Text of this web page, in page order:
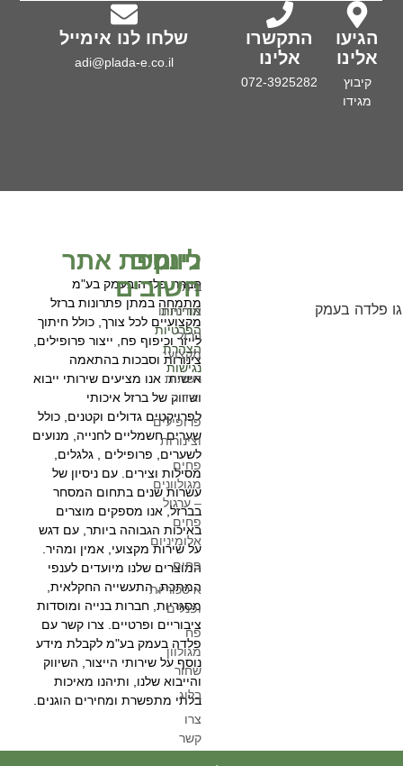
שלחו לנו אימייל
adi@plada-e.co.il
התקשרו
אלינו
072-3925282
הגיעו
אלינו
קיבוץ
מגידו
מפת אתר
חברת פלדה בעמק בע"מ
מתמחה במתן פתרונות ברזל
מקצועיים לכל צורך, כולל חיתוך
לייזר וכיפוף פח, ייצור פרופילים,
צינורות וסבכות בהתאמה
אישית. אנו מציעים שירותי ייבוא
ושיווק של ברזל איכותי
לפרויקטים גדולים וקטנים, כולל
שערים חשמליים לחנייה, מנועים
לשערים, פרופילים , גלגלים,
מסילות וצירים. עם ניסיון של
עשרות שנים בתחום המסחר
בברזל, אנו מספקים מוצרים
באיכות הגבוהה ביותר, עם דגש
על שירות מקצועי, אמין ומהיר.
המוצרים שלנו מיועדים לענפי
המתכת, התעשייה החקלאית,
מסגריות, חברות בנייה ומוסדות
ציבוריים ופרטיים. צרו קשר עם
פלדה בעמק בע"מ לקבלת מידע
נוסף על שירותי הייצור, השיווק
והייבוא שלנו, ותיהנו מאיכות
בלתי מתפשרת ומחירים הוגנים.
לינקים
חשובים
מדיניות
הפרטיות
הצהרת
נגישות
ניווט
בית
אודותינו
ברזל
מקצועי
רשתות
וגידור
פרופילים
וצינורות
פחים
מגולוונים
– ערגול
פחים
אלומיניום
פחים
איסכוריות
ופנלים
פח
מגולוון
שחור
בלוג
צרו
קשר